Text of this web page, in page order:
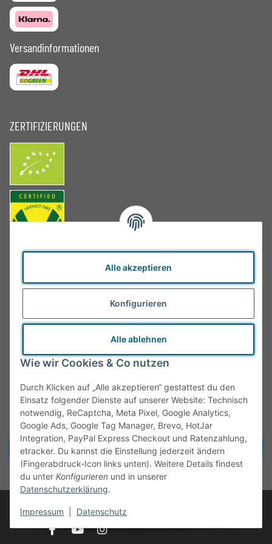
Alle akzeptieren
Konfigurieren
Alle ablehnen
Wie wir Cookies & Co nutzen
Durch Klicken auf „Alle akzeptieren“ gestattest du den
Einsatz folgender Dienste auf unserer Website: Technisch
notwendig, ReCaptcha, Meta Pixel, Google Analytics,
Google Ads, Google Tag Manager, Brevo, HotJar
Integration, PayPal Express Checkout und Ratenzahlung,
etracker. Du kannst die Einstellung jederzeit ändern
(Fingerabdruck-Icon links unten). Weitere Details findest
du unter Konfigurieren und in unserer
Datenschutzerklärung.
Impressum Datenschutz
Versandinformationen
ZERTIFIZIERUNGEN
Vertrag widerrufen
* Alle Preise inkl. gesetzlicher MwSt., zzgl.Versand
© Tante Olga